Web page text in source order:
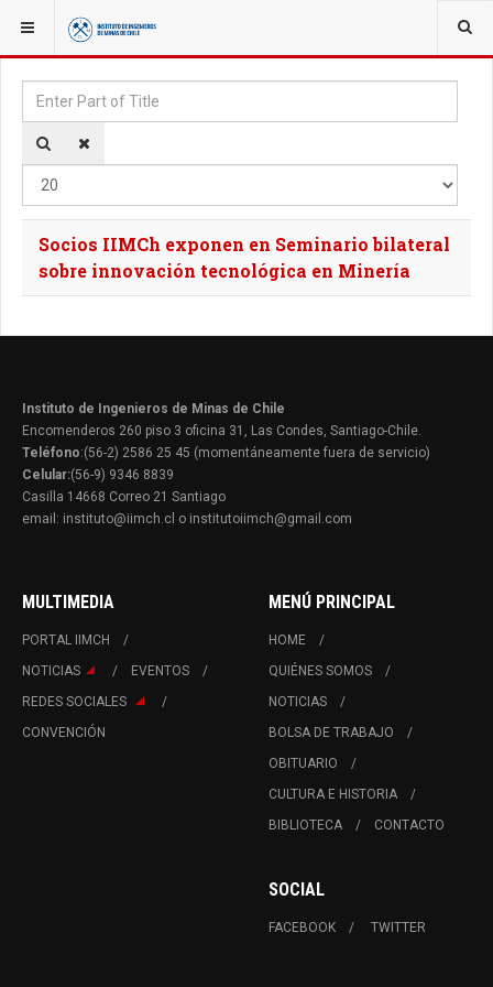
YOU ARE HERE: TAGS
Enter Part of Title
Socios IIMCh exponen en Seminario bilateral
sobre innovación tecnológica en Minería
Instituto de Ingenieros de Minas de Chile
Encomenderos 260 piso 3 oficina 31, Las Condes, Santiago-Chile.
Teléfono:(56-2) 2586 25 45 (momentáneamente fuera de servicio)
Celular:(56-9) 9346 8839
Casilla 14668 Correo 21 Santiago
email: instituto@iimch.cl o institutoiimch@gmail.com
MULTIMEDIA
PORTAL IIMCH
NOTICIAS
EVENTOS
REDES SOCIALES
CONVENCIÓN
MENÚ PRINCIPAL
HOME
QUIÉNES SOMOS
NOTICIAS
BOLSA DE TRABAJO
OBITUARIO
CULTURA E HISTORIA
BIBLIOTECA
CONTACTO
SOCIAL
FACEBOOK TWITTER